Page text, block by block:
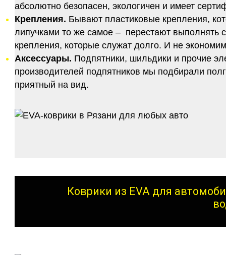
абсолютно безопасен, экологичен и имеет
Крепления. Бывают пластиковые крепления,
липучками то же самое – перестают
крепления, которые служат долго. И не
Аксессуары. Подпятники, шильдики и прочие
производителей подпятников мы подбирали
приятный на вид.
Коврики из EVA для